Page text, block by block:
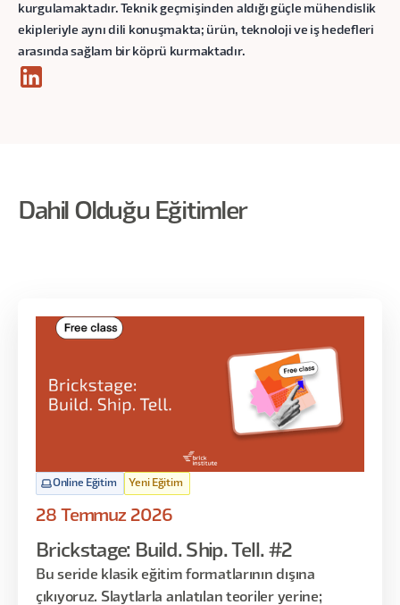
kurgulamaktadır. Teknik geçmişinden aldığı güçle mühendislik
ekipleriyle aynı dili konuşmakta; ürün, teknoloji ve iş hedefleri
arasında sağlam bir köprü kurmaktadır.
Dahil Olduğu Eğitimler
Online Eğitim Yeni Eğitim
28 Temmuz 2026
Brickstage: Build. Ship. Tell. #2
Bu seride klasik eğitim formatlarının dışına
çıkıyoruz. Slaytlarla anlatılan teoriler yerine;